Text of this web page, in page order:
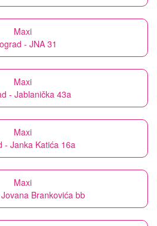
Maxi
- JNA 31
Maxi
- Jablanička 43a
Maxi
- Janka Katića 16a
Maxi
Brankovića bb